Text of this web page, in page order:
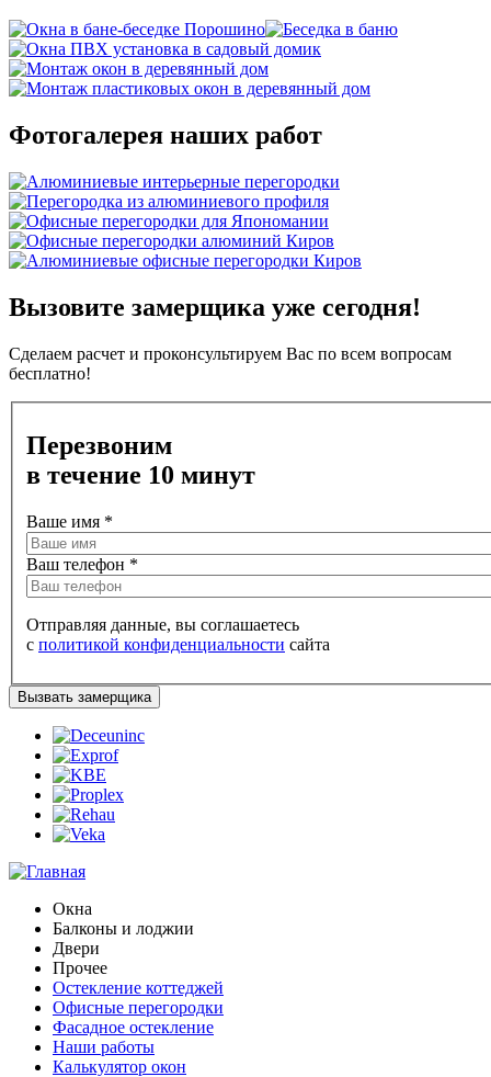
Фотогалерея наших работ
Вызовите замерщика уже сегодня!
Сделаем расчет и проконсультируем Вас по всем вопросам
бесплатно!
Перезвоним
в течение 10 минут
Ваше имя *
Ваш телефон *
Отправляя данные, вы соглашаетесь
с политикой конфиденциальности сайта
Окна
Балконы и лоджии
Двери
Прочее
Остекление коттеджей
Офисные перегородки
Фасадное остекление
Наши работы
Калькулятор окон